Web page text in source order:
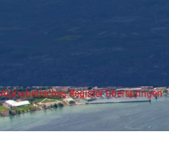
Alphabetisches Register überspringen